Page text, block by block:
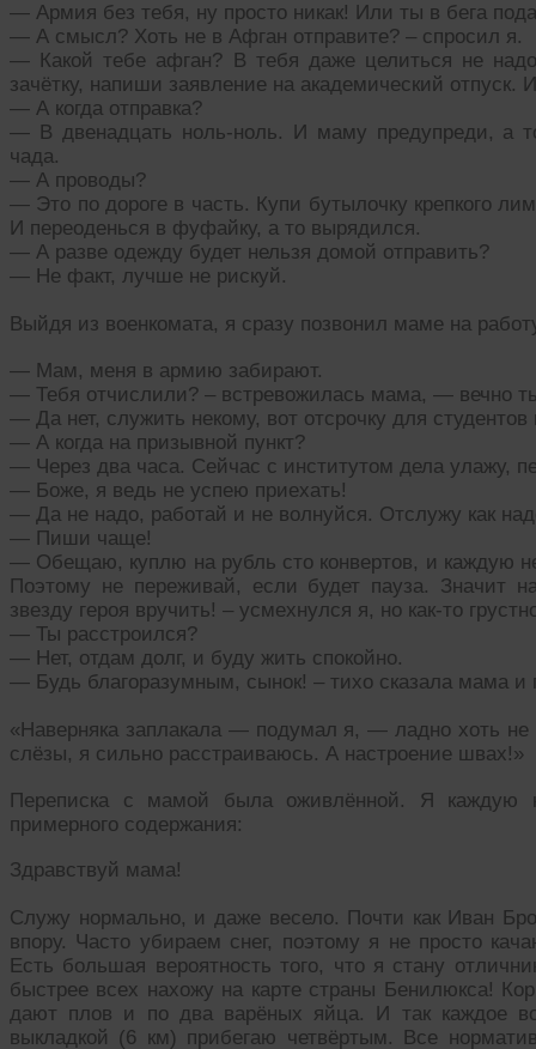
— Армия без тебя, ну просто никак! Или ты в бега
— А смысл? Хоть не в Афган отправите? – спросил я.
— Какой тебе афган? В тебя даже целиться не
зачётку, напиши заявление на академический
— А когда отправка?
— В двенадцать ноль-ноль. И маму предупреди, а
чада.
— А проводы?
— Это по дороге в часть. Купи бутылочку крепкого
И переоденься в фуфайку, а то вырядился.
— А разве одежду будет нельзя домой отправить?
— Не факт, лучше не рискуй.
Выйдя из военкомата, я сразу позвонил маме на
— Мам, меня в армию забирают.
— Тебя отчислили? – встревожилась мама, — вечно
— Да нет, служить некому, вот отсрочку для
— А когда на призывной пункт?
— Через два часа. Сейчас с институтом дела улажу,
— Боже, я ведь не успею приехать!
— Да не надо, работай и не волнуйся. Отслужу как
— Пиши чаще!
— Обещаю, куплю на рубль сто конвертов, и каждую
Поэтому не переживай, если будет пауза. Значит
звезду героя вручить! – усмехнулся я, но как-то
— Ты расстроился?
— Нет, отдам долг, и буду жить спокойно.
— Будь благоразумным, сынок! – тихо сказала мама и
«Наверняка заплакала — подумал я, — ладно хоть
слёзы, я сильно расстраиваюсь. А настроение швах!»
Переписка с мамой была оживлённой. Я каждую
примерного содержания:
Здравствуй мама!
Служу нормально, и даже весело. Почти как Иван
впору. Часто убираем снег, поэтому я не просто
Есть большая вероятность того, что я стану
быстрее всех нахожу на карте страны Бенилюкса!
дают плов и по два варёных яйца. И так каждое
выкладкой (6 км) прибегаю четвёртым. Все